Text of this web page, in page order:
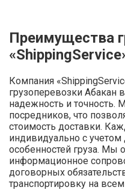
Преимущества
Компания
грузоперевозки Абакан
надежность и точность.
посредников, что
стоимость доставки.
индивидуально с
особенностей груза. Мы
информационное
договорных
транспортировку на